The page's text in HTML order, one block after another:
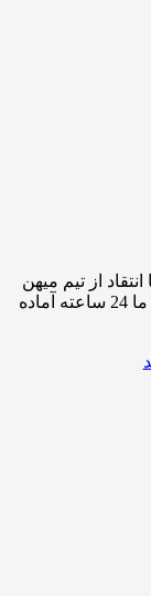
از تیم میهن
وبمستر با ما تماس بگیرید.کارشناسان پشتیبانی ما 24 ساعته آماده